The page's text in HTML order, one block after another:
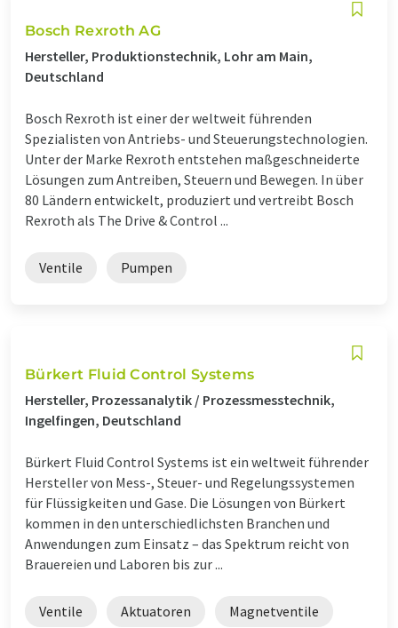
Bosch Rexroth AG
Hersteller, Produktionstechnik, Lohr am Main,
Deutschland
Bosch Rexroth ist einer der weltweit führenden
Spezialisten von Antriebs- und Steuerungstechnologien.
Unter der Marke Rexroth entstehen maßgeschneiderte
Lösungen zum Antreiben, Steuern und Bewegen. In über
80 Ländern entwickelt, produziert und vertreibt Bosch
Rexroth als The Drive & Control ...
Ventile Pumpen
Bürkert Fluid Control Systems
Hersteller, Prozessanalytik / Prozessmesstechnik,
Ingelfingen, Deutschland
Bürkert Fluid Control Systems ist ein weltweit führender
Hersteller von Mess-, Steuer- und Regelungssystemen
für Flüssigkeiten und Gase. Die Lösungen von Bürkert
kommen in den unterschiedlichsten Branchen und
Anwendungen zum Einsatz – das Spektrum reicht von
Brauereien und Laboren bis zur ...
Ventile Aktuatoren Magnetventile